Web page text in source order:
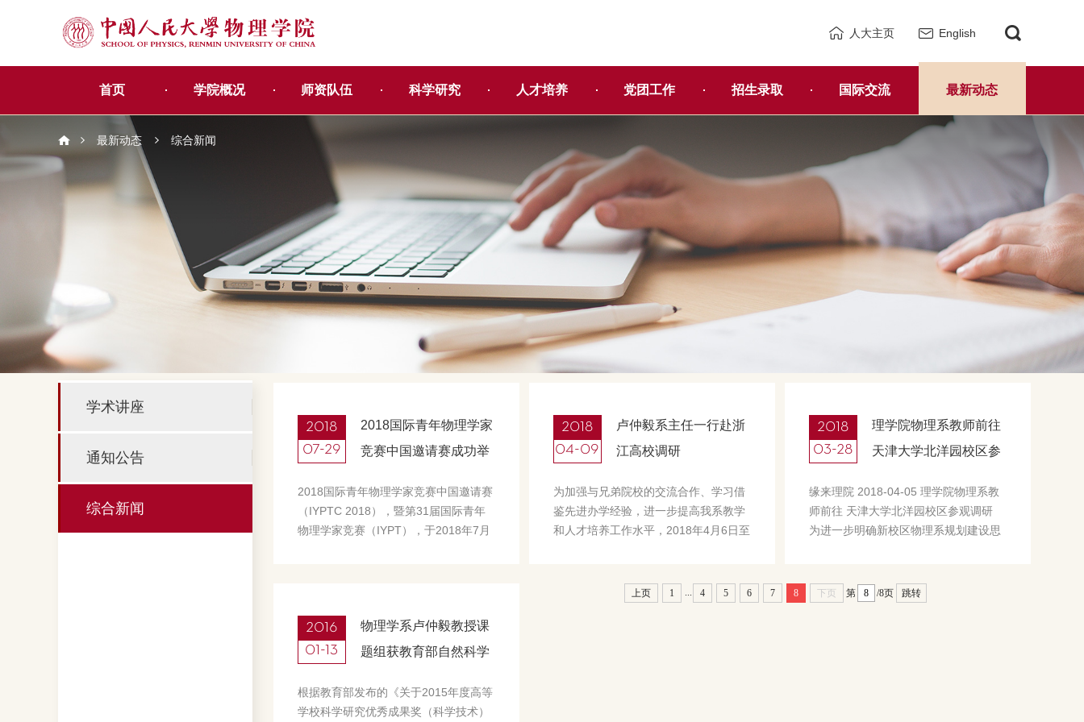
人大主页 English
首页 学院概况 师资队伍 科学研究 人才培养 党团工作 招生录取 国际交流 最新动态
最新动态 综合新闻
学术讲座
通知公告
综合新闻
2018国际青年物理学家
竞赛中国邀请赛成功举
2018
07-29
2018国际青年物理学家竞赛中国邀请赛
（IYPTC 2018），暨第31届国际青年
物理学家竞赛（IYPT），于2018年7月
卢仲毅系主任一行赴浙
江高校调研
2018
04-09
为加强与兄弟院校的交流合作、学习借
鉴先进办学经验，进一步提高我系教学
和人才培养工作水平，2018年4月6日至
赴浙江师范大学数理与信息工程学院...
理学院物理系教师前往
天津大学北洋园校区参
2018
03-28
缘来理院 2018-04-05 理学院物理系教
师前往 天津大学北洋园校区参观调研
为进一步明确新校区物理系规划建设思
带队教...
物理学系卢仲毅教授课
题组获教育部自然科学
2016
01-13
根据教育部发布的《关于2015年度高等
学校科学研究优秀成果奖（科学技术）
上页 1 4 5 6 7 8 下页 第 /8页 跳转